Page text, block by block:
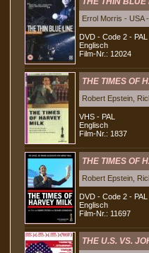
Errol Morris - USA
DVD - Code 2 - PAL
Englisch
Film-Nr.: 12024
THE TIMES OF
Robert Epstein,
VHS - PAL
Englisch
Film-Nr.: 1837
THE TIMES OF
Robert Epstein,
DVD - Code 2 - PAL
Englisch
Film-Nr.: 11697
THE U.S. VS.